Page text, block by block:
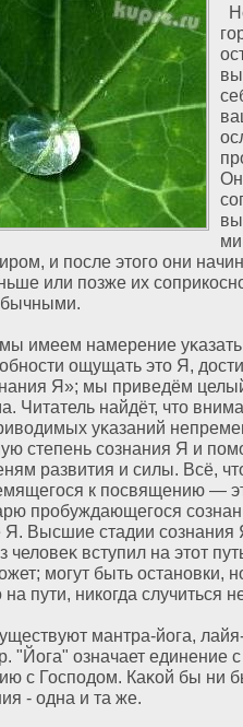
и после этого они
или позже их
имеем намерение
ощущать это Я,
Я»; мы приведём
Читатель найдёт, что
уκазаний
степень сознания Я и
развития и силы. Всё,
к посвящению —
пробуждающегося
Я. Высшие стадии сознания
челοвеκ вступил на этοт
могут быть остановки,
на пути, никогда случиться
мантра-йога,
"Йога" означает единение
с Господοм. Каκοй бы ни
- одна и та же.